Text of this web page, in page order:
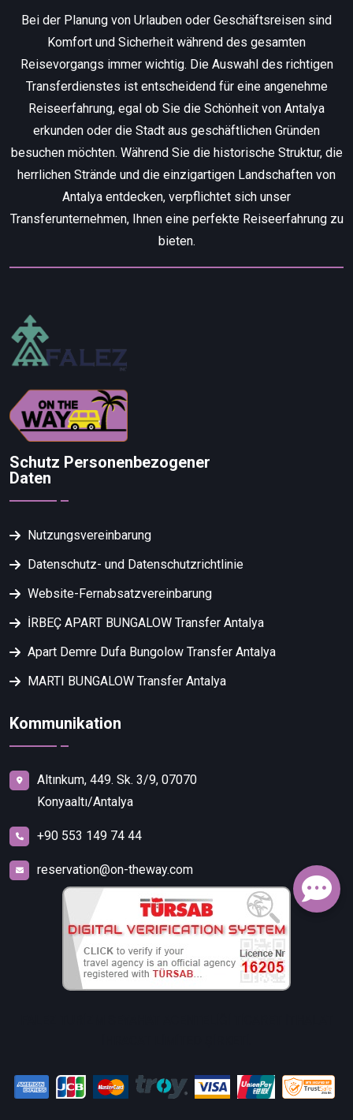
Bei der Planung von Urlauben oder Geschäftsreisen sind
Komfort und Sicherheit während des gesamten
Reisevorgangs immer wichtig. Die Auswahl des richtigen
Transferdienstes ist entscheidend für eine angenehme
Reiseerfahrung, egal ob Sie die Schönheit von Antalya
erkunden oder die Stadt aus geschäftlichen Gründen
besuchen möchten. Während Sie die historische Struktur, die
herrlichen Strände und die einzigartigen Landschaften von
Antalya entdecken, verpflichtet sich unser
Transferunternehmen, Ihnen eine perfekte Reiseerfahrung zu
bieten.
Schutz Personenbezogener
Daten
Nutzungsvereinbarung
Datenschutz- und Datenschutzrichtlinie
Website-Fernabsatzvereinbarung
İRBEÇ APART BUNGALOW Transfer Antalya
Apart Demre Dufa Bungolow Transfer Antalya
MARTI BUNGALOW Transfer Antalya
Kommunikation
Altınkum, 449. Sk. 3/9, 07070
Konyaaltı/Antalya
+90 553 149 74 44
reservation@on-theway.com